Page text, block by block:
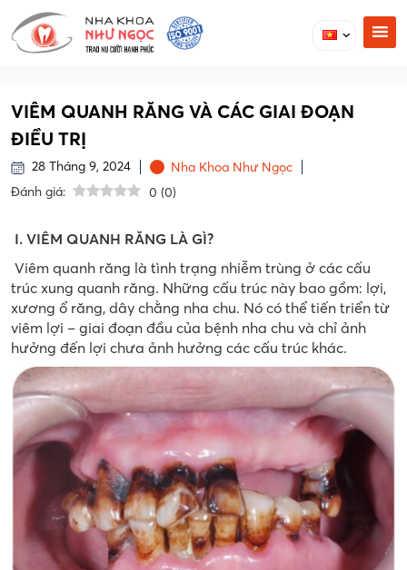
VIÊM QUANH RĂNG VÀ CÁC GIAI ĐOẠN
ĐIỀU TRỊ
28 Tháng 9, 2024
Nha Khoa Như Ngọc
Đánh giá:
0 (0)
I. VIÊM QUANH RĂNG LÀ GÌ?
Viêm quanh răng là tình trạng nhiễm trùng ở các cấu
trúc xung quanh răng. Những cấu trúc này bao gồm: lợi,
xương ổ răng, dây chằng nha chu. Nó có thể tiến triển từ
viêm lợi – giai đoạn đầu của bệnh nha chu và chỉ ảnh
hưởng đến lợi chưa ảnh hưởng các cấu trúc khác.